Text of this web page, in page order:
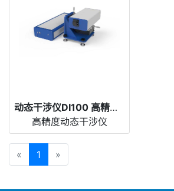
动态干涉仪DI100 高精度动态干涉仪
高精度动态干涉仪
« 1 »